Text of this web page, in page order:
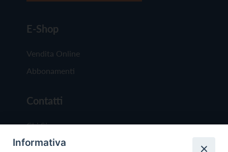
E-Shop
Vendita Online
Abbonamenti
Contatti
Chi Siamo
Redazione
Informativa